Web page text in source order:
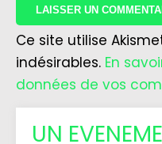
Ce site utilise
indésirables. En
données de vos
UN